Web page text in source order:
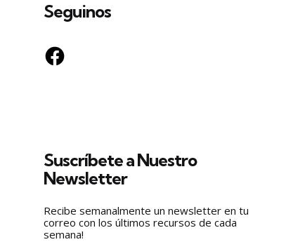
Seguinos
Facebook
Suscríbete a Nuestro
Newsletter
Recibe semanalmente un newsletter en tu
correo con los últimos recursos de cada
semana!